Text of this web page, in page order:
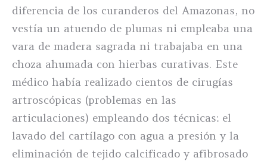
diferencia de los curanderos del Amazonas, no
vestía un atuendo de plumas ni empleaba una
vara de madera sagrada ni trabajaba en una
choza ahumada con hierbas curativas. Este
médico había realizado cientos de cirugías
artroscópicas (problemas en las
articulaciones) empleando dos técnicas: el
lavado del cartílago con agua a presión y la
eliminación de tejido calcificado y afibrosado